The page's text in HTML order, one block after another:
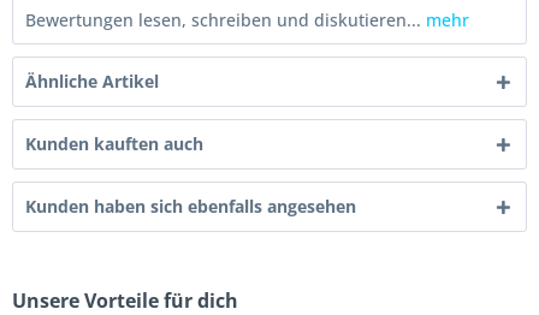
Bewertungen lesen, schreiben und diskutieren... mehr
Ähnliche Artikel
Kunden kauften auch
Kunden haben sich ebenfalls angesehen
Unsere Vorteile für dich